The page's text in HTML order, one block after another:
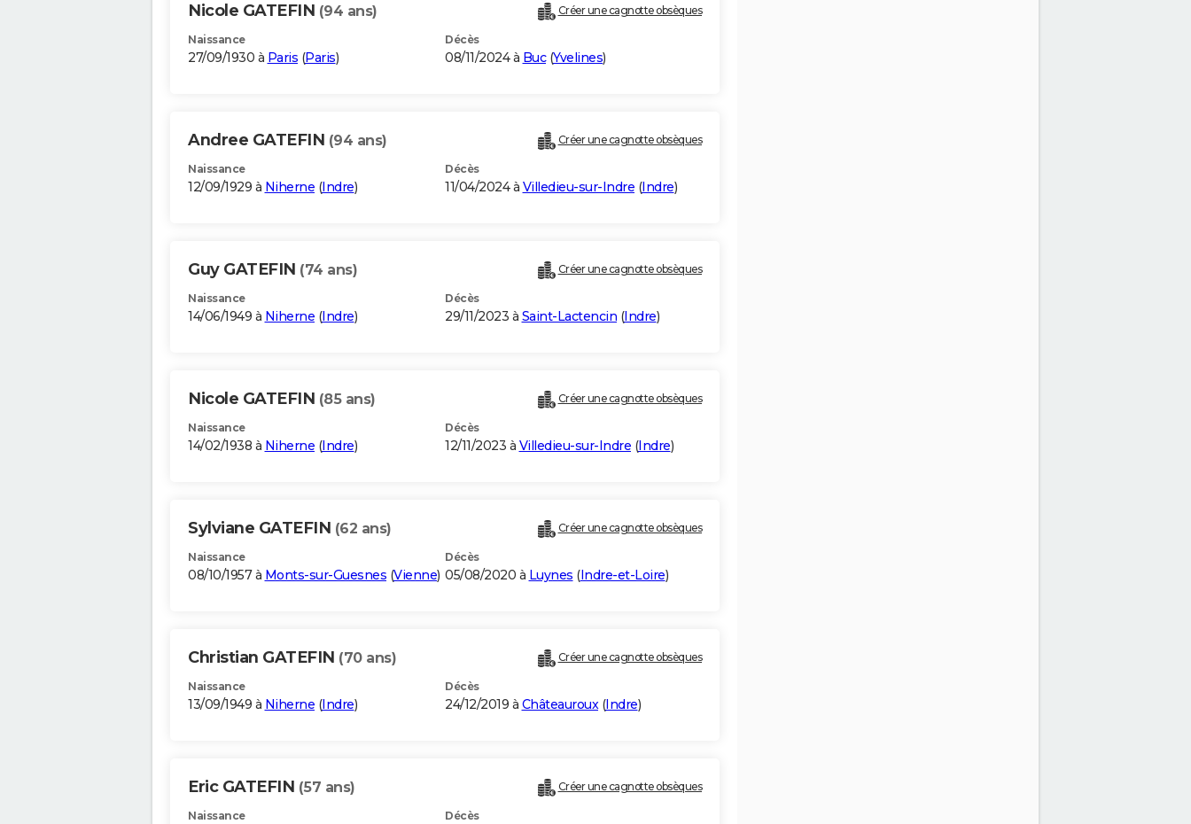
Nicole GATEFIN (94 ans) Créer une cagnotte obsèques
Naissance
27/09/1930 à Paris (Paris)
Décès
08/11/2024 à Buc(Yvelines)
Andree GATEFIN (94 ans) Créer une cagnotte obsèques
Naissance
12/09/1929 à Niherne (Indre)
Décès
11/04/2024 à Villedieu-sur-Indre (Indre)
Guy GATEFIN (74 ans) Créer une cagnotte obsèques
Naissance
14/06/1949 à Niherne (Indre)
Décès
29/11/2023 à Saint-Lactencin (Indre)
Nicole GATEFIN (85 ans) Créer une cagnotte obsèques
Naissance
14/02/1938 à Niherne (Indre)
Décès
12/11/2023 à Villedieu-sur-Indre (Indre)
Sylviane GATEFIN (62 ans) Créer une cagnotte obsèques
Naissance
08/10/1957 à Monts-sur-Guesnes (Vienne)
Décès
05/08/2020 à Luynes (Indre-et-Loire)
Christian GATEFIN (70 ans) Créer une cagnotte obsèques
Naissance
13/09/1949 à Niherne (Indre)
Décès
24/12/2019 à Châteauroux(Indre)
Eric GATEFIN (57 ans) Créer une cagnotte obsèques
Naissance Décès